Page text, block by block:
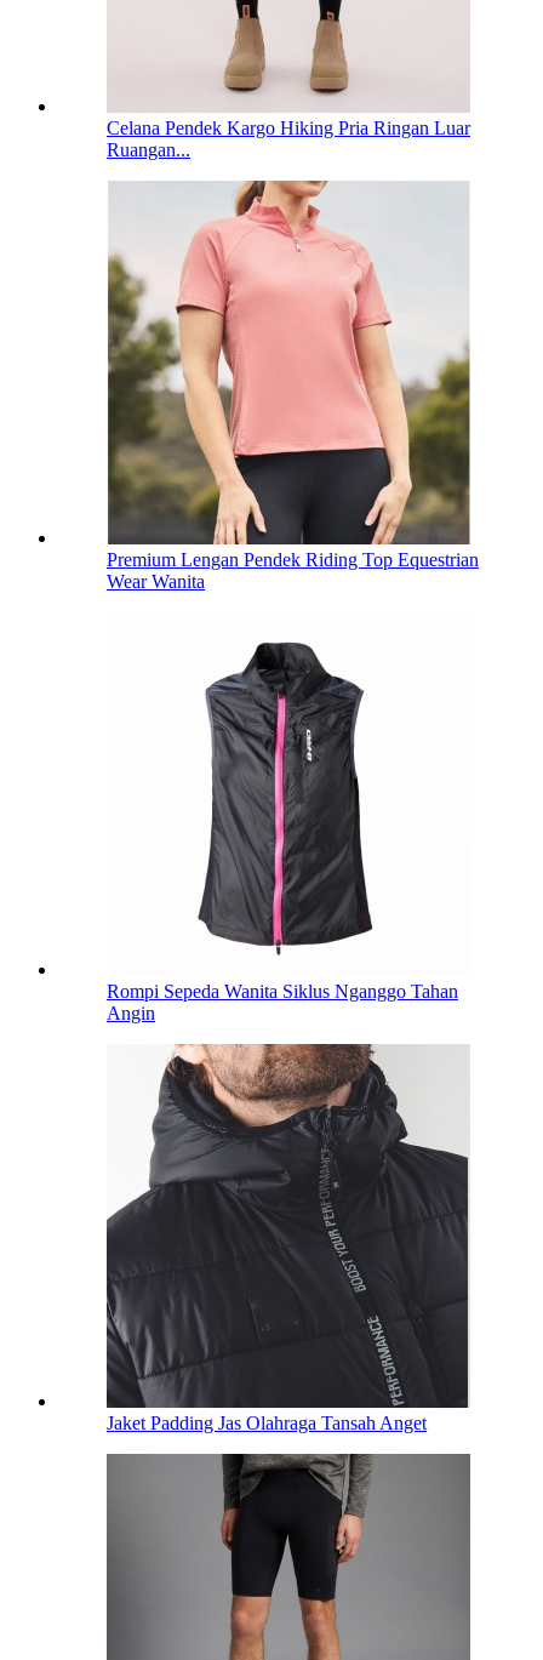
Celana Pendek Kargo Hiking Pria Ringan Luar
Ruangan...
Premium Lengan Pendek Riding Top Equestrian
Wear Wanita
Rompi Sepeda Wanita Siklus Nganggo Tahan
Angin
Jaket Padding Jas Olahraga Tansah Anget